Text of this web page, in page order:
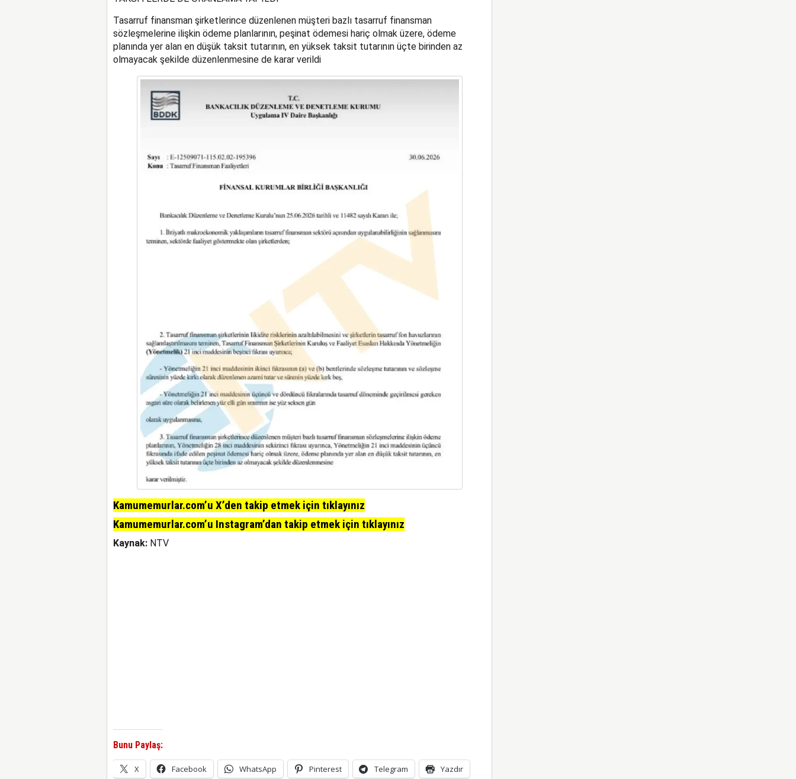
Tasarruf finansman şirketlerince düzenlenen müşteri bazlı tasarruf finansman
sözleşmelerine ilişkin ödeme planlarının, peşinat ödemesi hariç olmak üzere, ödeme
planında yer alan en düşük taksit tutarının, en yüksek taksit tutarının üçte birinden az
olmayacak şekilde düzenlenmesine de karar verildi
Kamumemurlar.com’u X’den takip etmek için tıklayınız
Kamumemurlar.com’u Instagram’dan takip etmek için tıklayınız
Kaynak:NTV
Bunu Paylaş:
X Facebook WhatsApp Pinterest Telegram Yazdır